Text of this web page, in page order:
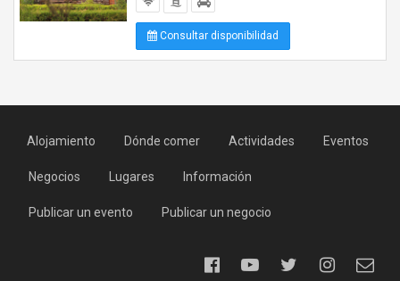
Consultar disponibilidad
Alojamiento Dónde comer Actividades Eventos
Negocios Lugares Información
Publicar un evento Publicar un negocio